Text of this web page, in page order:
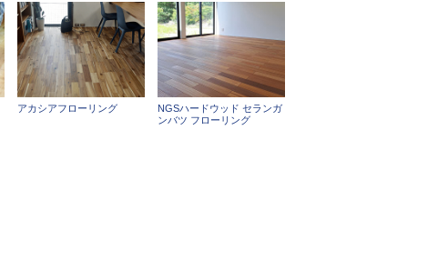
アカシアフローリング
NGSハードウッド セランガ
ンバツ フローリング